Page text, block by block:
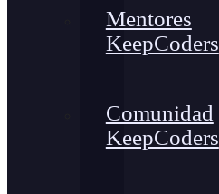
Mentores
KeepCoders
Comunidad
KeepCoders